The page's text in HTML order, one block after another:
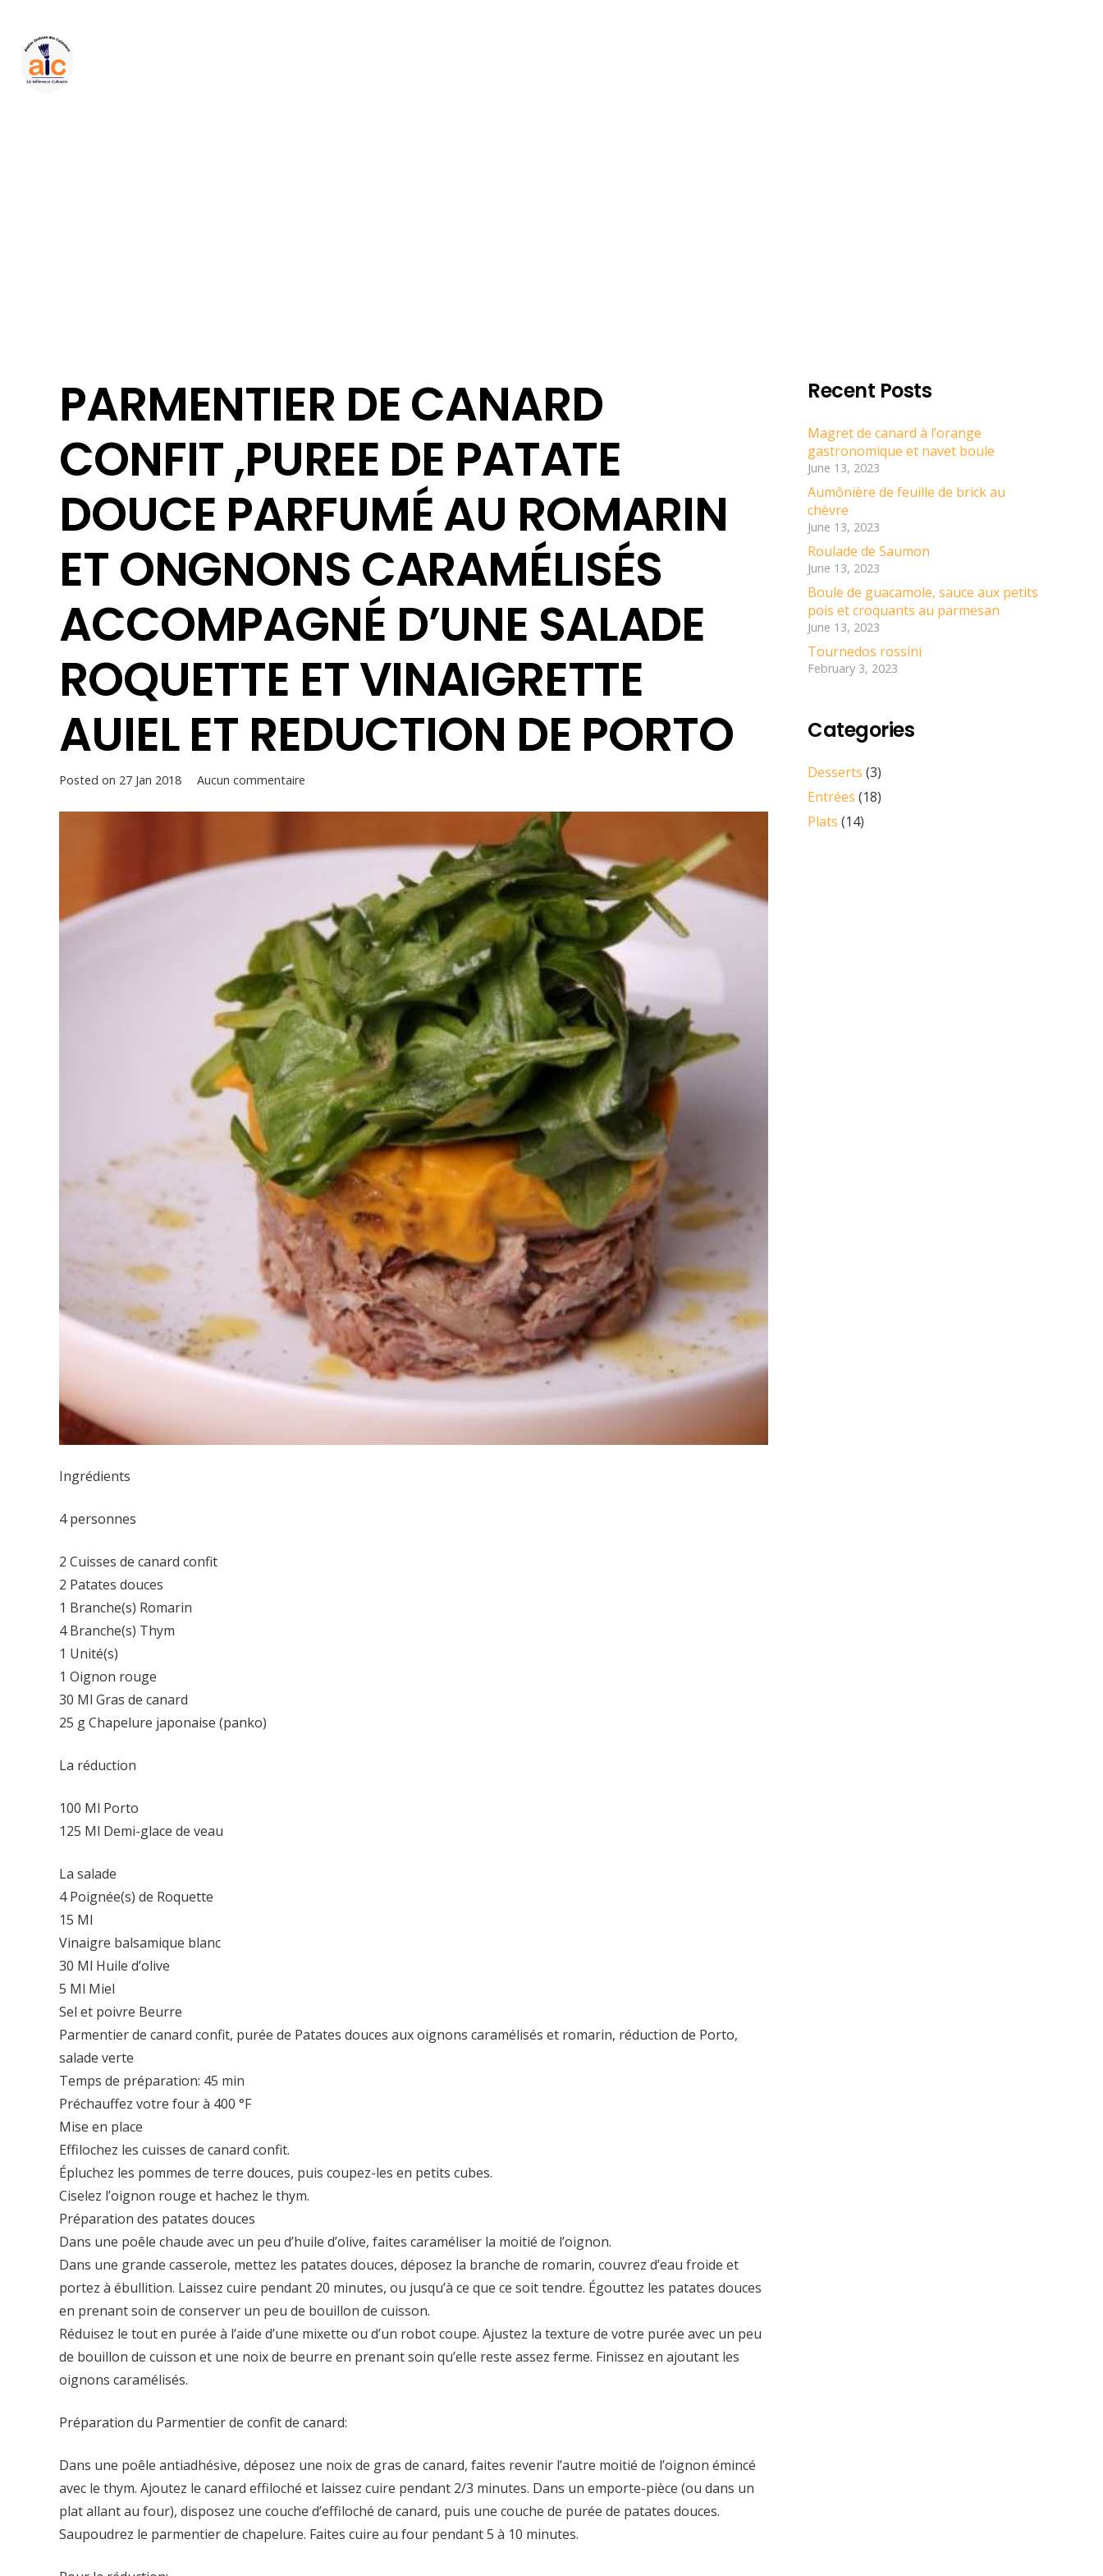
PARMENTIER DE CANARD
CONFIT ,PUREE DE PATATE
DOUCE PARFUMÉ AU ROMARIN
ET ONGNONS CARAMÉLISÉS
ACCOMPAGNÉ D’UNE SALADE
ROQUETTE ET VINAIGRETTE
AUIEL ET REDUCTION DE PORTO
Posted on 27 Jan 2018 Aucun commentaire
Ingrédients
4 personnes
2 Cuisses de canard confit
2 Patates douces
1 Branche(s) Romarin
4 Branche(s) Thym
1 Unité(s)
1 Oignon rouge
30 Ml Gras de canard
25 g Chapelure japonaise (panko)
La réduction
100 Ml Porto
125 Ml Demi-glace de veau
La salade
4 Poignée(s) de Roquette
15 Ml
Vinaigre balsamique blanc
30 Ml Huile d’olive
5 Ml Miel
Sel et poivre Beurre
Parmentier de canard confit, purée de Patates douces aux oignons caramélisés et romarin, réduction de Porto,
salade verte
Temps de préparation: 45 min
Préchauffez votre four à 400 °F
Mise en place
Effilochez les cuisses de canard confit.
Épluchez les pommes de terre douces, puis coupez-les en petits cubes.
Ciselez l’oignon rouge et hachez le thym.
Préparation des patates douces
Dans une poêle chaude avec un peu d’huile d’olive, faites caraméliser la moitié de l’oignon.
Dans une grande casserole, mettez les patates douces, déposez la branche de romarin, couvrez d’eau froide et
portez à ébullition. Laissez cuire pendant 20 minutes, ou jusqu’à ce que ce soit tendre. Égouttez les patates douces
en prenant soin de conserver un peu de bouillon de cuisson.
Réduisez le tout en purée à l’aide d’une mixette ou d’un robot coupe. Ajustez la texture de votre purée avec un peu
de bouillon de cuisson et une noix de beurre en prenant soin qu’elle reste assez ferme. Finissez en ajoutant les
oignons caramélisés.
Préparation du Parmentier de confit de canard:
Dans une poêle antiadhésive, déposez une noix de gras de canard, faites revenir l’autre moitié de l’oignon émincé
avec le thym. Ajoutez le canard effiloché et laissez cuire pendant 2/3 minutes. Dans un emporte-pièce (ou dans un
plat allant au four), disposez une couche d’effiloché de canard, puis une couche de purée de patates douces.
Saupoudrez le parmentier de chapelure. Faites cuire au four pendant 5 à 10 minutes.
Recent Posts
Magret de canard à l’orange
gastronomique et navet boule
June 13, 2023
Aumônière de feuille de brick au
chèvre
June 13, 2023
Roulade de Saumon
June 13, 2023
Boule de guacamole, sauce aux petits
pois et croquants au parmesan
June 13, 2023
Tournedos rossini
February 3, 2023
Categories
Desserts (3)
Entrées (18)
Plats (14)